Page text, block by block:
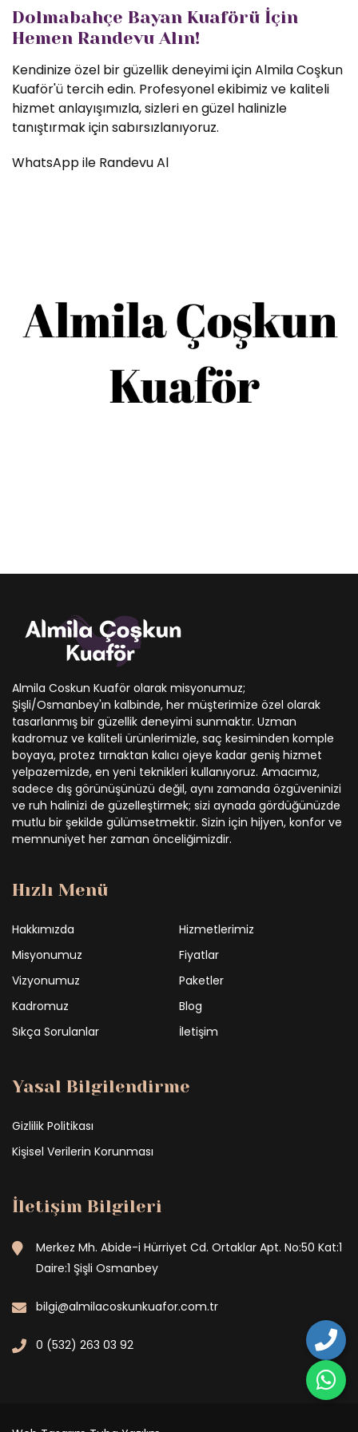
Dolmabahçe Bayan Kuaförü İçin
Hemen Randevu Alın!
Kendinize özel bir güzellik deneyimi için Almila Coşkun
Kuaför'ü tercih edin. Profesyonel ekibimiz ve kaliteli
hizmet anlayışımızla, sizleri en güzel halinizle
tanıştırmak için sabırsızlanıyoruz.
WhatsApp ile Randevu Al
Almila Coskun Kuaför olarak misyonumuz;
Şişli/Osmanbey'ın kalbinde, her müşterimize özel olarak
tasarlanmış bir güzellik deneyimi sunmaktır. Uzman
kadromuz ve kaliteli ürünlerimizle, saç kesiminden komple
boyaya, protez tırnaktan kalıcı ojeye kadar geniş hizmet
yelpazemizde, en yeni teknikleri kullanıyoruz. Amacımız,
sadece dış görünüşünüzü değil, aynı zamanda özgüveninizi
ve ruh halinizi de güzelleştirmek; sizi aynada gördüğünüzde
mutlu bir şekilde gülümsetmektir. Sizin için hijyen, konfor ve
memnuniyet her zaman önceliğimizdir.
Hızlı Menü
Hakkımızda
Hizmetlerimiz
Misyonumuz
Fiyatlar
Vizyonumuz
Paketler
Kadromuz
Blog
Sıkça Sorulanlar
İletişim
Yasal Bilgilendirme
Gizlilik Politikası
Kişisel Verilerin Korunması
İletişim Bilgileri
Merkez Mh. Abide-i Hürriyet Cd. Ortaklar Apt. No:50 Kat:1
Daire:1 Şişli Osmanbey
bilgi@almilacoskunkuafor.com.tr
0 (532) 263 03 92